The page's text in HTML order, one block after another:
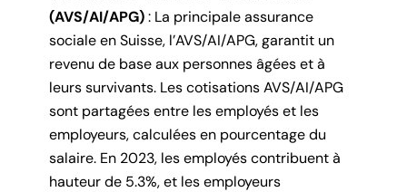
(AVS/AI/APG): La principale assurance
sociale en Suisse, l’AVS/AI/APG, garantit un
revenu de base aux personnes âgées et à
leurs survivants. Les cotisations AVS/AI/APG
sont partagées entre les employés et les
employeurs, calculées en pourcentage du
salaire. En 2023, les employés contribuent à
hauteur de 5.3%, et les employeurs